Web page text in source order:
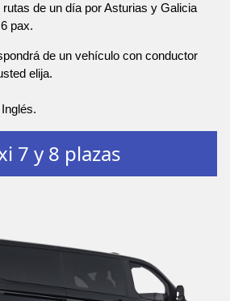
de un día por Asturias y Galicia
pax.
de un vehículo con conductor
elija.
7 y 8 plazas